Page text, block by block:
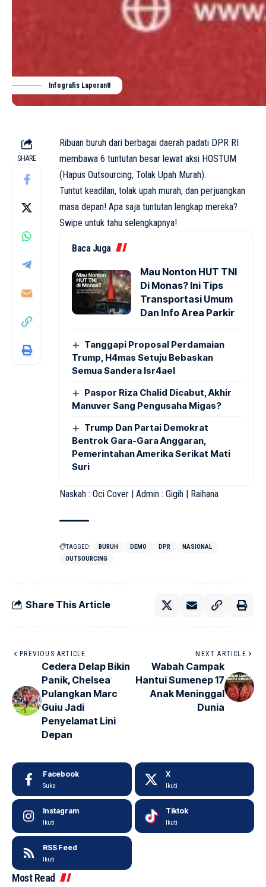
Infografis Laporan8
SHARE
Ribuan buruh dari berbagai daerah padati DPR RI
membawa 6 tuntutan besar lewat aksi HOSTUM
(Hapus Outsourcing, Tolak Upah Murah).
Tuntut keadilan, tolak upah murah, dan perjuangkan
masa depan! Apa saja tuntutan lengkap mereka?
Swipe untuk tahu selengkapnya!
Baca Juga
Mau Nonton HUT TNI
Di Monas? Ini Tips
Transportasi Umum
Dan Info Area Parkir
Tanggapi Proposal Perdamaian
Trump, H4mas Setuju Bebaskan
Semua Sandera Isr4ael
Paspor Riza Chalid Dicabut, Akhir
Manuver Sang Pengusaha Migas?
Trump Dan Partai Demokrat
Bentrok Gara-Gara Anggaran,
Pemerintahan Amerika Serikat Mati
Suri
Naskah : Oci Cover | Admin : Gigih | Raihana
TAGGED: BURUH DEMO DPR
NASIONAL
OUTSOURCING
Share This Article
PREVIOUS ARTICLE
Cedera Delap Bikin
Panik, Chelsea
Pulangkan Marc
Guiu Jadi
Penyelamat Lini
Depan
NEXT ARTICLE
Wabah Campak
Hantui Sumenep 17
Anak Meninggal
Dunia
Facebook
Suka
X
Ikuti
Instagram
Ikuti
Tiktok
Ikuti
RSS Feed
Ikuti
Most Read